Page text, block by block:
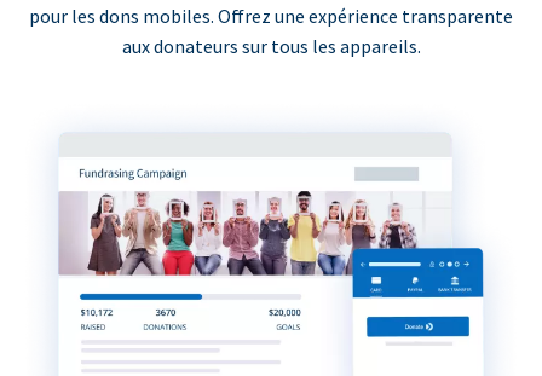
pour les dons mobiles. Offrez une expérience transparente
aux donateurs sur tous les appareils.